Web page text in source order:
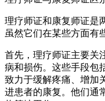
理疗师证和康复师证是
虽然它们在某些方面有
首先，理疗师证主要关
病和损伤。这些手段包
致力于缓解疼痛、增加
进患者的康复。他们通